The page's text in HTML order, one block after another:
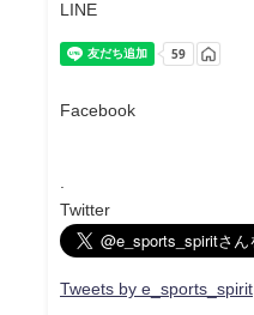
LINE
Facebook
Twitter
Tweets by e_sports_spirit